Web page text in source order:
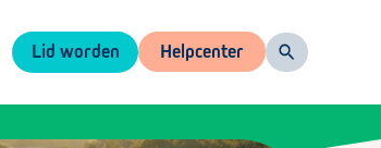
Lid worden Helpcenter